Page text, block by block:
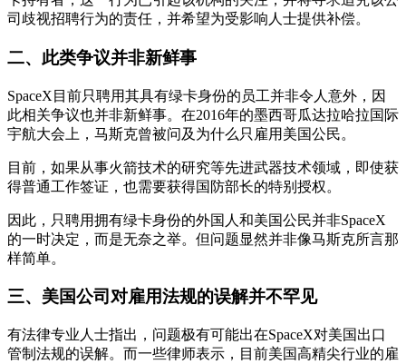
司歧视招聘行为的责任，并希望为受影响人士提供补偿。
二、此类争议并非新鲜事
SpaceX目前只聘用其具有绿卡身份的员工并非令人意外，因
此相关争议也并非新鲜事。在2016年的墨西哥瓜达拉哈拉国际
宇航大会上，马斯克曾被问及为什么只雇用美国公民。
目前，如果从事火箭技术的研究等先进武器技术领域，即使获
得普通工作签证，也需要获得国防部长的特别授权。
因此，只聘用拥有绿卡身份的外国人和美国公民并非SpaceX
的一时决定，而是无奈之举。但问题显然并非像马斯克所言那
样简单。
三、美国公司对雇用法规的误解并不罕见
有法律专业人士指出，问题极有可能出在SpaceX对美国出口
管制法规的误解。而一些律师表示，目前美国高精尖行业的雇